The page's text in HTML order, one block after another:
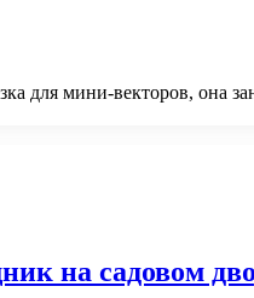
для мини-векторов, она
на садовом